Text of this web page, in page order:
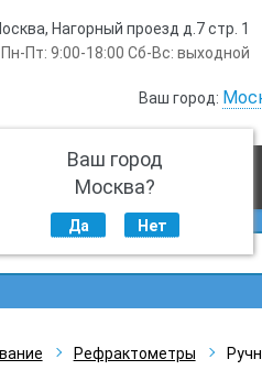
Нагорный проезд д.7 стр. 1
Пн-Пт: 9:00-18:00 Сб-Вс: выходной
Ваш город:
Ваш город
Москва?
Да Нет
ПРОИЗВОДСТВО
Рефрактометры